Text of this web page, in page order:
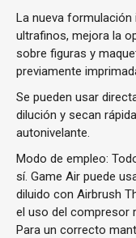
La nueva
ultrafinos, mejora la
sobre figuras y
previamente
Se pueden usar
dilución y secan
autonivelante.
Modo de empleo:
sí. Game Air puede
diluido con Airbrush
el uso del compresor
Para un correcto